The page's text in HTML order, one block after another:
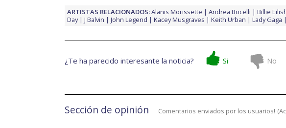
ARTISTAS RELACIONADOS:Alanis Morissette Andrea Bocelli Billie
Day
J Balvin John Legend Kacey Musgraves Keith Urban Lady Gaga
¿Te ha parecido interesante la noticia? Si No
Sección de opinión Comentarios enviados por los usuarios! (